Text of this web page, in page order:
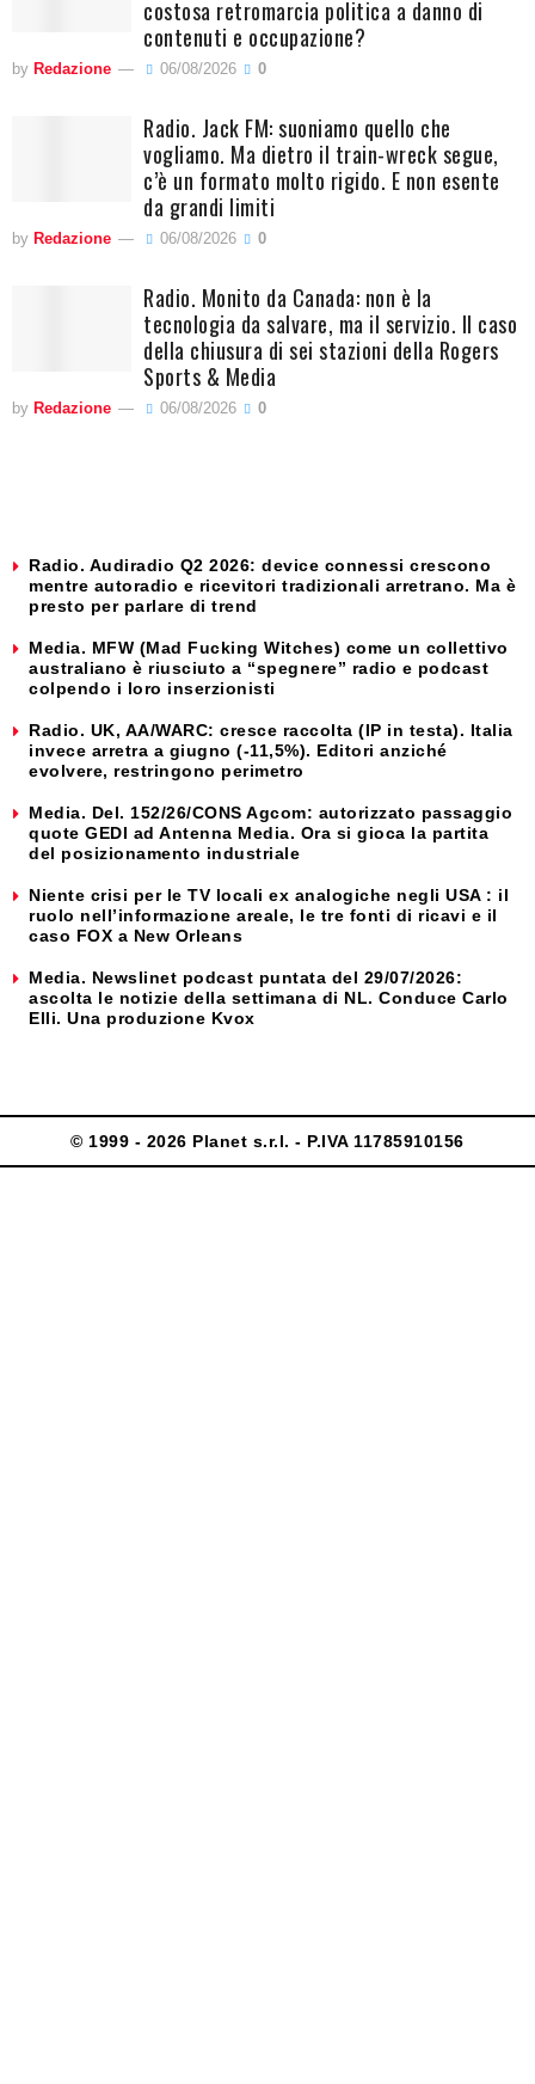
costosa retromarcia politica a danno di
contenuti e occupazione?
by Redazione 06/08/2026 0
Radio. Jack FM: suoniamo quello che
vogliamo. Ma dietro il train-wreck segue,
c’è un formato molto rigido. E non esente
da grandi limiti
by Redazione 06/08/2026 0
Radio. Monito da Canada: non è la
tecnologia da salvare, ma il servizio. Il caso
della chiusura di sei stazioni della Rogers
Sports & Media
by Redazione 06/08/2026 0
Radio. Audiradio Q2 2026: device connessi crescono
mentre autoradio e ricevitori tradizionali arretrano. Ma è
presto per parlare di trend
Media. MFW (Mad Fucking Witches) come un collettivo
australiano è riusciuto a “spegnere” radio e podcast
colpendo i loro inserzionisti
Radio. UK, AA/WARC: cresce raccolta (IP in testa). Italia
invece arretra a giugno (-11,5%). Editori anziché
evolvere, restringono perimetro
Media. Del. 152/26/CONS Agcom: autorizzato passaggio
quote GEDI ad Antenna Media. Ora si gioca la partita
del posizionamento industriale
Niente crisi per le TV locali ex analogiche negli USA : il
ruolo nell’informazione areale, le tre fonti di ricavi e il
caso FOX a New Orleans
Media. Newslinet podcast puntata del 29/07/2026:
ascolta le notizie della settimana di NL. Conduce Carlo
Elli. Una produzione Kvox
© 1999 - 2026 Planet s.r.l. - P.IVA 11785910156